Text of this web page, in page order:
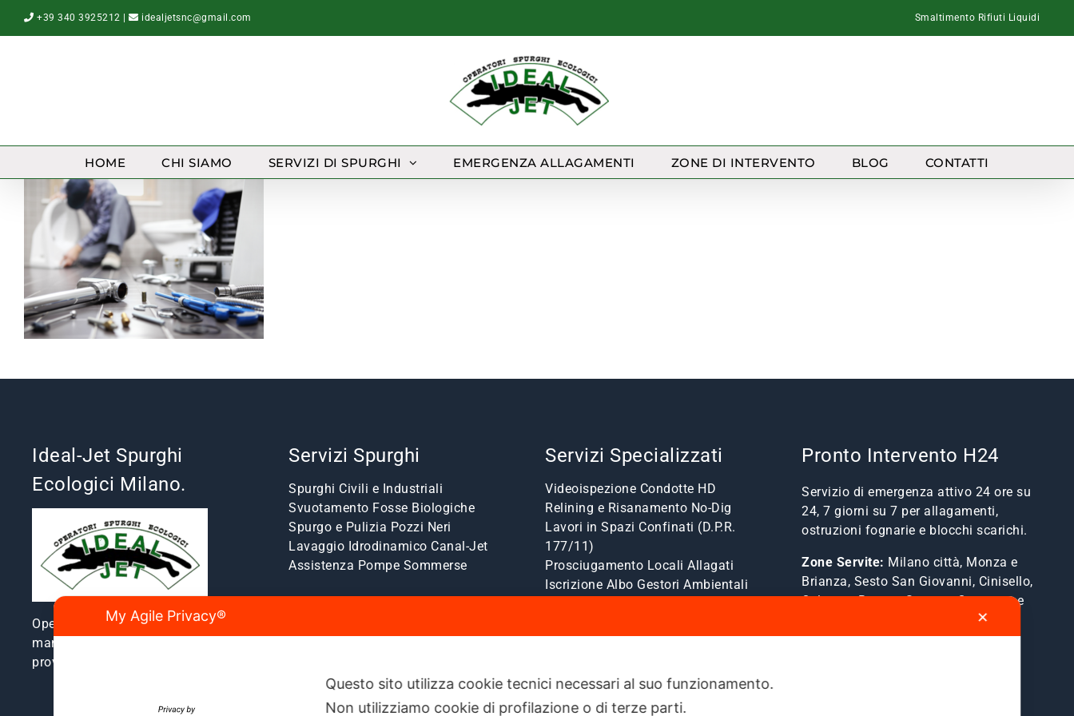
Salta
+39 340 3925212 idealjetsnc@gmail.com Smaltimento Rifiuti Liquidi
HOME CHI SIAMO SERVIZI DI SPURGHI EMERGENZA ALLAGAMENTI ZONE DI INTERVENTO BLOG CONTATTI
Ideal-Jet Spurghi
Ecologici Milano.
Operatori spurghi ecologici e
manutenzione fognature a Milano e
provincia dal 1980.
Servizi Spurghi
Spurghi Civili e Industriali
Svuotamento Fosse Biologiche
Spurgo e Pulizia Pozzi Neri
Lavaggio Idrodinamico Canal-Jet
Assistenza Pompe Sommerse
Servizi Specializzati
Videoispezione Condotte HD
Relining e Risanamento No-Dig
Lavori in Spazi Confinati (D.P.R.
177/11)
Prosciugamento Locali Allagati
Iscrizione Albo Gestori Ambientali
Pronto Intervento H24
Servizio di emergenza attivo 24 ore su
24, 7 giorni su 7 per allagamenti,
ostruzioni fognarie e blocchi scarichi.
Zone Servite: Milano città, Monza e
Brianza, Sesto San Giovanni, Cinisello,
Cologno, Bresso, Segrate, Cernusco e
My Agile Privacy® ✕
Questo sito utilizza cookie tecnici necessari al suo funzionamento.
Non utilizziamo cookie di profilazione o di terze parti.